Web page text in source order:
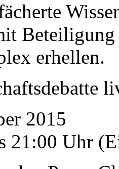
erhellen.
2015
21:00 Uhr